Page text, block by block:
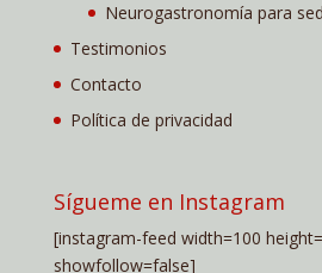
Neurogastronomía para
Testimonios
Contacto
Política de privacidad
Sígueme en Instagram
[instagram-feed width=100
showfollow=false]